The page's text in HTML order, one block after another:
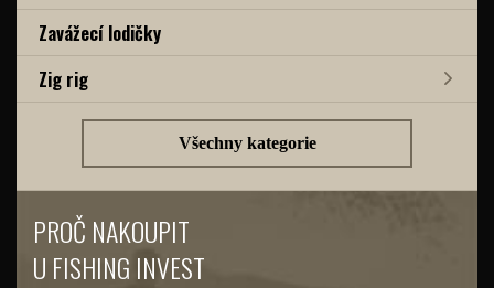
Zavážecí lodičky
Zig rig
Všechny kategorie
PROČ NAKOUPIT
U FISHING INVEST